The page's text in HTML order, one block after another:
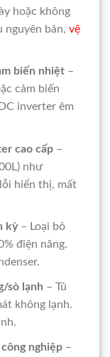
hoặc không
nguyên bản, vệ
biến nhiệt–
cảm biến
inverter êm
cao cấp–
như
hiển thị, mất
kỳ– Loại bỏ
điện năng.
sò lạnh – Tủ
không lạnh.
nghiệp–